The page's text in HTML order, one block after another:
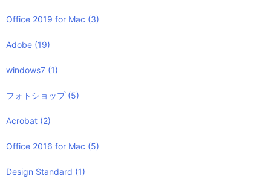
Office 2019 for Mac (3)
Adobe (19)
windows7 (1)
フォトショップ (5)
Acrobat (2)
Office 2016 for Mac (5)
Design Standard (1)